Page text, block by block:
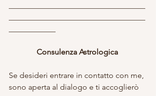
Consulenza Astrologica
Se desideri entrare in contatto con me,
sono aperta al dialogo e ti accoglierò